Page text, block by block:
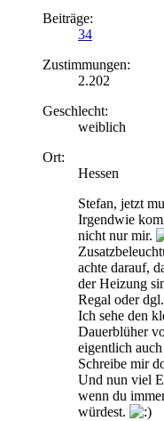
Beiträge:
34
Zustimmungen:
2.202
Geschlecht:
weiblich
Ort:
Hessen
Stefan, jetzt
Irgendwie
nicht nur mir.
achte darauf,
der Heizung
Regal oder dgl.
Ich sehe den
Dauerblüher
eigentlich
Schreibe mir
Und nun viel
wenn du
würdest.